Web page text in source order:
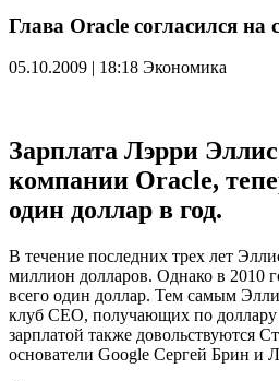
Глава Oracle согласился
05.10.2009 | 18:18 Экономика
Зарплата Лэрри
компании Oracle,
один доллар в год.
В течение последних трех лет
миллион долларов. Однако в 2010
всего один доллар. Тем самым
клуб CEO, получающих по доллару
зарплатой также довольствуются
основатели Google Сергей Брин и